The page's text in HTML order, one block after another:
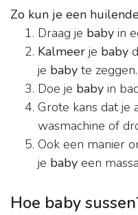
Zo kun je een huilende
Draag je baby in
Kalmeer je baby
je baby te zeggen.
Doe je baby in
Grote kans dat je
wasmachine of
Ook een manier
je baby een
Hoe baby